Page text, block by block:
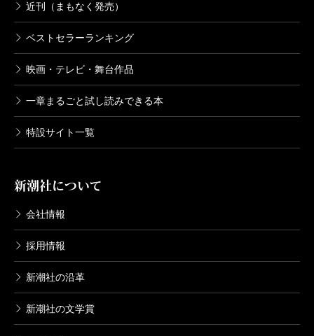
近刊（まもなく発売）
ベストセラーランキング
映画・テレビ・舞台作品
一章まるごと試し読みできる本
特設サイト一覧
新潮社について
会社情報
採用情報
新潮社の沿革
新潮社の文学賞